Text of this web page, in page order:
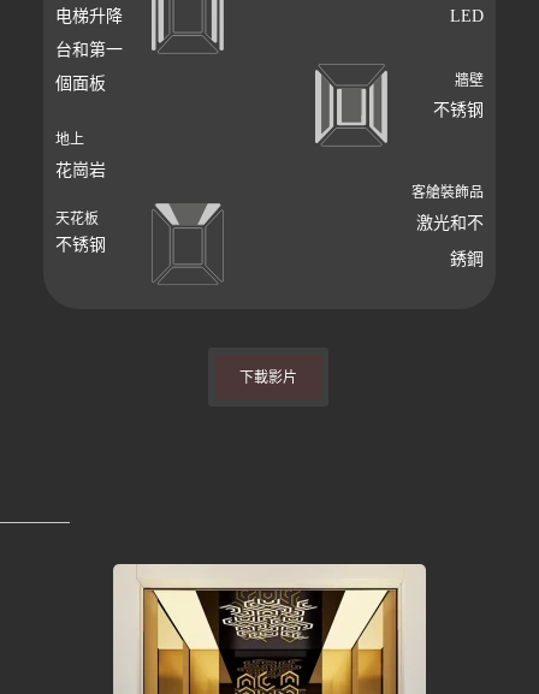
电梯升降
台和第一
個面板
地上
花崗岩
天花板
不锈钢
LED
牆壁
不锈钢
客艙裝飾品
激光和不
銹鋼
下載影片